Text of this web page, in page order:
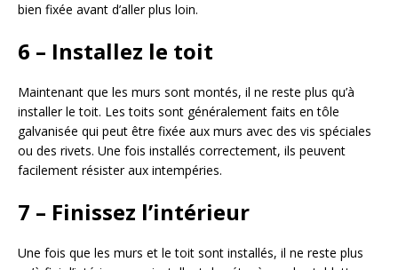
bien fixée avant d’aller plus loin.
6 – Installez le toit
Maintenant que les murs sont montés, il ne reste plus qu’à
installer le toit. Les toits sont généralement faits en tôle
galvanisée qui peut être fixée aux murs avec des vis spéciales
ou des rivets. Une fois installés correctement, ils peuvent
facilement résister aux intempéries.
7 – Finissez l’intérieur
Une fois que les murs et le toit sont installés, il ne reste plus